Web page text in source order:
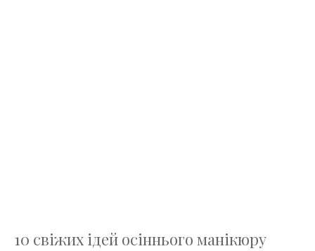
10 свіжих ідей осіннього манікюру